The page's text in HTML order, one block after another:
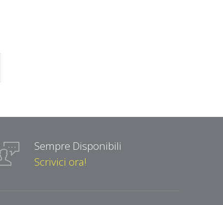
Sempre Disponibili
Scrivici ora!